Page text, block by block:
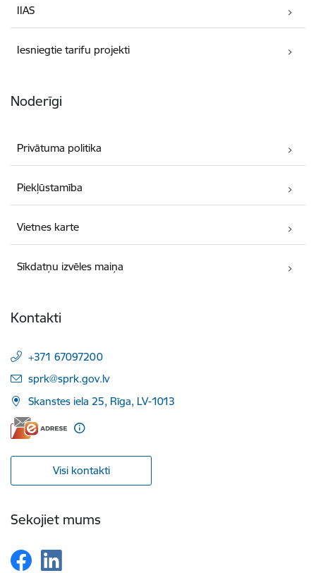
IIAS
Iesniegtie tarifu projekti
Noderīgi
Privātuma politika
Piekļūstamība
Vietnes karte
Sīkdatņu izvēles maiņa
Kontakti
+371 67097200
E-pasts:
sprk@sprk.gov.lv
Skanstes iela 25, Rīga, LV-1013
Visi kontakti
Sekojiet mums